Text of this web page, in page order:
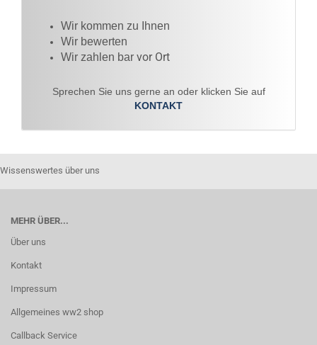
Wir kommen zu Ihnen​
Wir bewerten
Wir zahlen bar vor Ort
Sprechen Sie uns gerne an oder klicken Sie auf
KONTAKT
Wissenswertes über uns
MEHR ÜBER...
Über uns
Kontakt
Impressum
Allgemeines ww2 shop
Callback Service